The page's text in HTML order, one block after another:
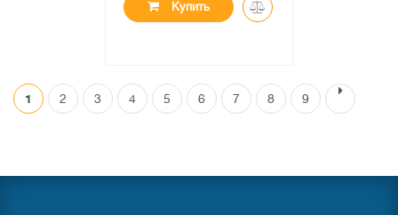
Купить
●в наличии
1 2 3 4 5 6 7 8 9